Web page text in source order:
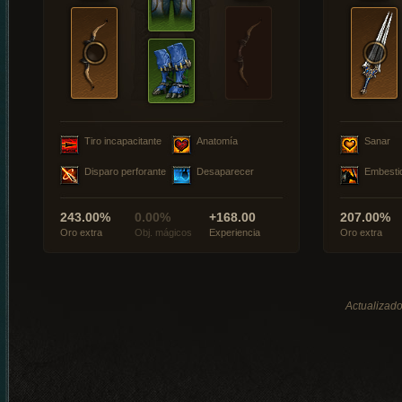
Tiro incapacitante Anatomía
Disparo perforante Desaparecer
243.00%
Oro extra
0.00%
Obj. mágicos
+168.00
Experiencia
Sanar
207.00%
Oro extra